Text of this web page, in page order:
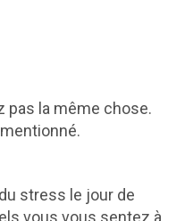
pas la même chose.
stress le jour de
vous vous sentez à